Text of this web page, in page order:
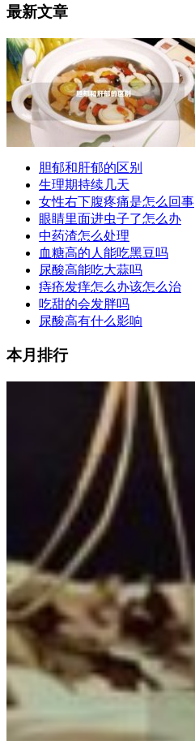
最新文章
胆郁和肝郁的区别
生理期持续几天
女性右下腹疼痛是怎么回事
眼睛里面进虫子了怎么办
中药渣怎么处理
血糖高的人能吃黑豆吗
尿酸高能吃大蒜吗
痔疮发痒怎么办该怎么治
吃甜的会发胖吗
尿酸高有什么影响
本月排行